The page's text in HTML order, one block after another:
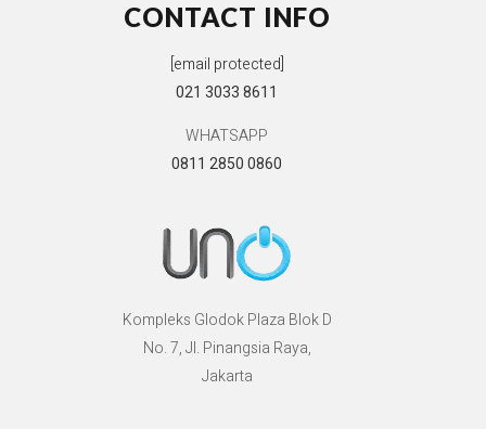
CONTACT INFO
[email protected]
021 3033 8611
WHATSAPP
0811 2850 0860
Kompleks Glodok Plaza Blok D
No. 7, Jl. Pinangsia Raya,
Jakarta